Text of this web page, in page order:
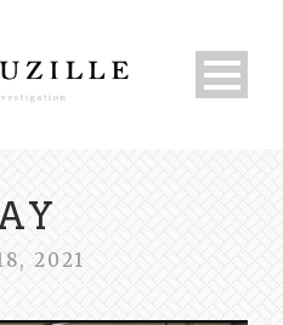
2021